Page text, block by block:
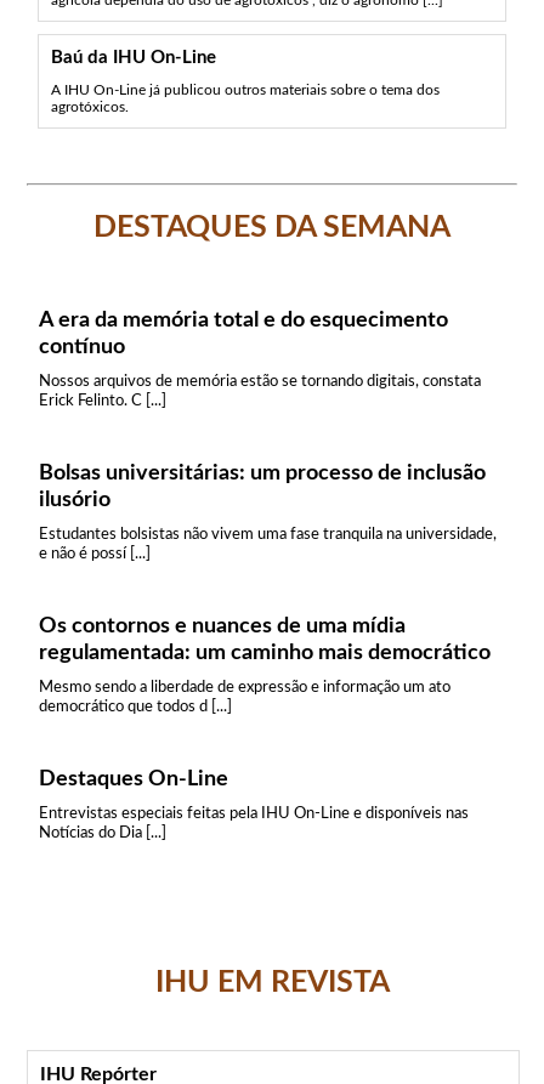
Baú da IHU On-Line
A IHU On-Line já publicou outros materiais sobre o tema dos
agrotóxicos.
DESTAQUES DA SEMANA
A era da memória total e do esquecimento
contínuo
Nossos arquivos de memória estão se tornando digitais, constata
Erick Felinto. C [...]
Bolsas universitárias: um processo de inclusão
ilusório
Estudantes bolsistas não vivem uma fase tranquila na universidade,
e não é possí [...]
Os contornos e nuances de uma mídia
regulamentada: um caminho mais democrático
Mesmo sendo a liberdade de expressão e informação um ato
democrático que todos d [...]
Destaques On-Line
Entrevistas especiais feitas pela IHU On-Line e disponíveis nas
Notícias do Dia [...]
IHU EM REVISTA
IHU Repórter